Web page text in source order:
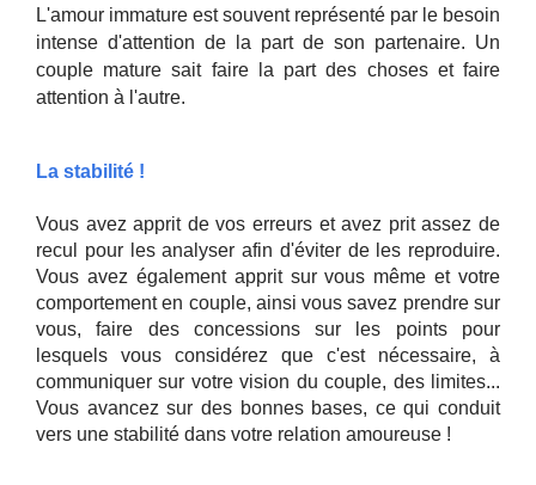
L'amour immature est souvent représenté par le besoin
intense d'attention de la part de son partenaire. Un
couple mature sait faire la part des choses et faire
attention à l'autre.
La stabilité !
Vous avez apprit de vos erreurs et avez prit assez de
recul pour les analyser afin d'éviter de les reproduire.
Vous avez également apprit sur vous même et votre
comportement en couple, ainsi vous savez prendre sur
vous, faire des concessions sur les points pour
lesquels vous considérez que c'est nécessaire, à
communiquer sur votre vision du couple, des limites...
Vous avancez sur des bonnes bases, ce qui conduit
vers une stabilité dans votre relation amoureuse !